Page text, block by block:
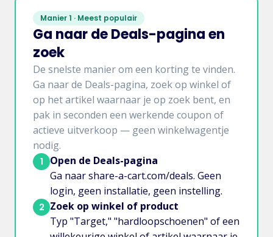
Manier 1 · Meest populair
Ga naar de Deals-pagina en
zoek
De snelste manier om een korting te vinden.
Ga naar de Deals-pagina, zoek op winkel of
op het artikel waarnaar je op zoek bent, en
pak in seconden een werkende coupon of
actieve uitverkoop — geen winkelwagentje
nodig.
1
Open de Deals-pagina
Ga naar share-a-cart.com/deals. Geen
login, geen installatie, geen instelling.
2 Zoek op winkel of product
Typ "Target," "hardloopschoenen" of een